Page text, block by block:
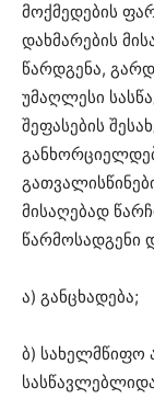
მოქმედების
დახმარების
წარდგენა,
უმაღლესი
შეფასების
მისაღებად
წარმოსადგენი
ა) განცხადება;
ბ) სახელმწიფო